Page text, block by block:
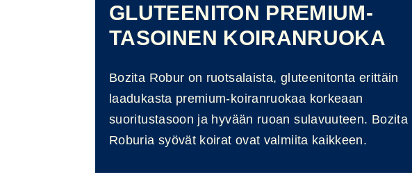
GLUTEENITON PREMIUM-
TASOINEN KOIRANRUOKA
Bozita Robur on ruotsalaista, gluteenitonta erittäin
laadukasta premium-koiranruokaa korkeaan
suoritustasoon ja hyvään ruoan sulavuuteen. Bozita
Roburia syövät koirat ovat valmiita kaikkeen.